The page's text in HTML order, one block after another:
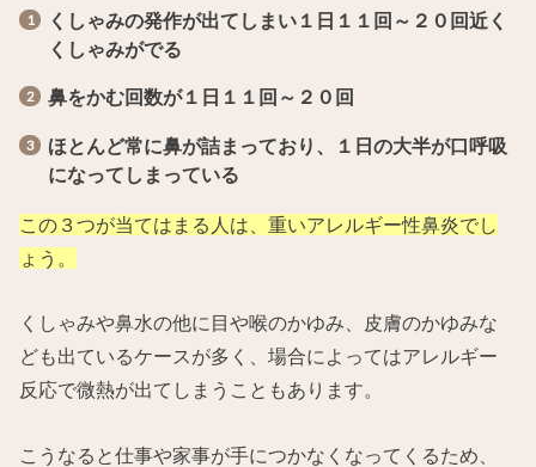
くしゃみの発作が出てしまい１日１１回～２０回近く
くしゃみがでる
鼻をかむ回数が１日１１回～２０回
ほとんど常に鼻が詰まっており、１日の大半が口呼吸
になってしまっている
この３つが当てはまる人は、重いアレルギー性鼻炎でし
ょう。
くしゃみや鼻水の他に目や喉のかゆみ、皮膚のかゆみな
ども出ているケースが多く、場合によってはアレルギー
反応で微熱が出てしまうこともあります。
こうなると仕事や家事が手につかなくなってくるため、